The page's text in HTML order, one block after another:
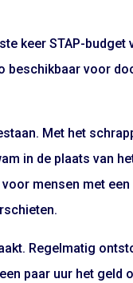
keer STAP-
beschikbaar voor
Met het
in de plaats van
mensen met
Regelmatig
paar uur het geld